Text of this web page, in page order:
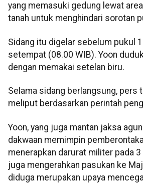
yang memasuki gedung lewat
tanah untuk menghindari sorotan
Sidang itu digelar sebelum pukul
setempat (08.00 WIB). Yoon
dengan memakai setelan biru.
Selama sidang berlangsung, pers
meliput berdasarkan perintah
Yoon, yang juga mantan jaksa
dakwaan memimpin
menerapkan darurat militer pada 3
juga mengerahkan pasukan ke
diduga merupakan upaya